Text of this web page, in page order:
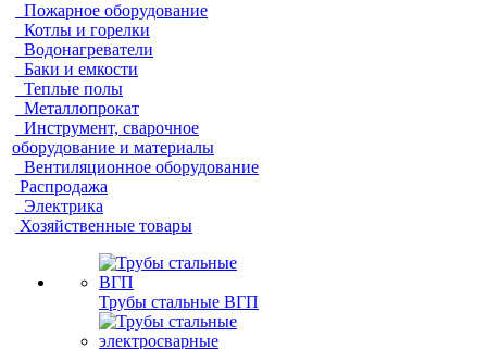
Пожарное оборудование
Котлы и горелки
Водонагреватели
Баки и емкости
Теплые полы
Металлопрокат
Инструмент, сварочное
оборудование и материалы
Вентиляционное оборудование
Распродажа
Электрика
Хозяйственные товары
Трубы стальные ВГП